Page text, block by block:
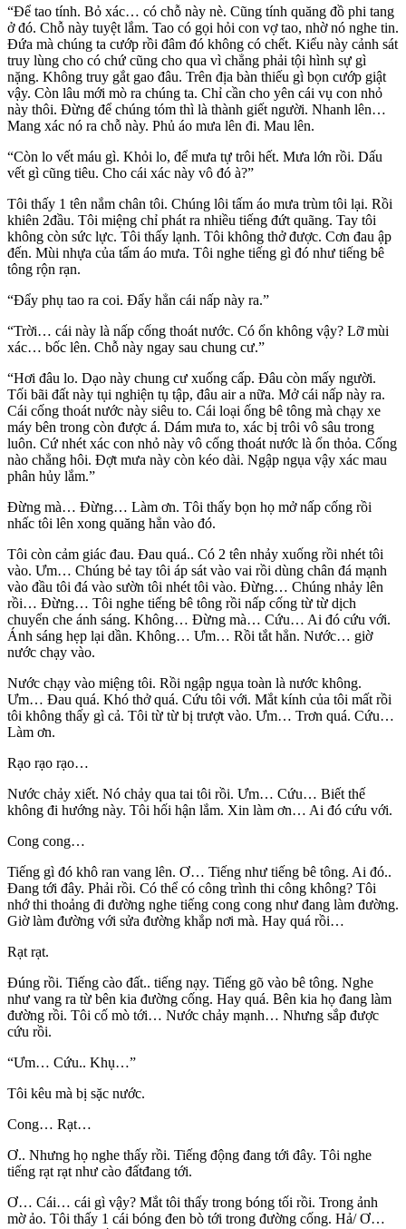
“Để tao tính. Bỏ xác… có chỗ này nè. Cũng tính quăng đồ phi tang
ở đó. Chỗ này tuyệt lắm. Tao có gọi hỏi con vợ tao, nhờ nó nghe tin.
Đứa mà chúng ta cướp rồi đâm đó không có chết. Kiểu này cảnh sát
truy lùng cho có chứ cũng cho qua vì chẳng phải tội hình sự gì
nặng. Không truy gắt gao đâu. Trên địa bàn thiếu gì bọn cướp giật
vậy. Còn lâu mới mò ra chúng ta. Chỉ cần cho yên cái vụ con nhỏ
này thôi. Đừng để chúng tóm thì là thành giết người. Nhanh lên…
Mang xác nó ra chỗ này. Phủ áo mưa lên đi. Mau lên.
“Còn lo vết máu gì. Khỏi lo, để mưa tự trôi hết. Mưa lớn rồi. Dấu
vết gì cũng tiêu. Cho cái xác này vô đó à?”
Tôi thấy 1 tên nắm chân tôi. Chúng lôi tấm áo mưa trùm tôi lại. Rồi
khiên 2đầu. Tôi miệng chỉ phát ra nhiều tiếng đứt quãng. Tay tôi
không còn sức lực. Tôi thấy lạnh. Tôi không thở được. Cơn đau ập
đến. Mùi nhựa của tấm áo mưa. Tôi nghe tiếng gì đó như tiếng bê
tông rộn rạn.
“Đẩy phụ tao ra coi. Đẩy hẳn cái nấp này ra.”
“Trời… cái này là nấp cống thoát nước. Có ổn không vậy? Lỡ mùi
xác… bốc lên. Chỗ này ngay sau chung cư.”
“Hơi đâu lo. Dạo này chung cư xuống cấp. Đâu còn mấy người.
Tối bãi đất này tụi nghiện tụ tập, đâu air a nữa. Mở cái nấp này ra.
Cái cống thoát nước này siêu to. Cái loại ống bê tông mà chạy xe
máy bên trong còn được á. Dám mưa to, xác bị trôi vô sâu trong
luôn. Cứ nhét xác con nhỏ này vô cống thoát nước là ổn thỏa. Cống
nào chẳng hôi. Đợt mưa này còn kéo dài. Ngập ngụa vậy xác mau
phân hủy lắm.”
Đừng mà… Đừng… Làm ơn. Tôi thấy bọn họ mở nấp cống rồi
nhấc tôi lên xong quăng hẳn vào đó.
Tôi còn cảm giác đau. Đau quá.. Có 2 tên nhảy xuống rồi nhét tôi
vào. Ưm… Chúng bẻ tay tôi áp sát vào vai rồi dùng chân đá mạnh
vào đầu tôi đá vào sườn tôi nhét tôi vào. Đừng… Chúng nhảy lên
rồi… Đừng… Tôi nghe tiếng bê tông rồi nấp cống từ từ dịch
chuyển che ánh sáng. Không… Đừng mà… Cứu… Ai đó cứu với.
Ánh sáng hẹp lại dần. Không… Ưm… Rồi tắt hẳn. Nước… giờ
nước chạy vào.
Nước chạy vào miệng tôi. Rồi ngập ngụa toàn là nước không.
Ưm… Đau quá. Khó thở quá. Cứu tôi với. Mắt kính của tôi mất rồi
tôi không thấy gì cả. Tôi từ từ bị trượt vào. Ưm… Trơn quá. Cứu…
Làm ơn.
Rạo rạo rạo…
Nước chảy xiết. Nó chảy qua tai tôi rồi. Ưm… Cứu… Biết thế
không đi hướng này. Tôi hối hận lắm. Xin làm ơn… Ai đó cứu với.
Cong cong…
Tiếng gì đó khô ran vang lên. Ơ… Tiếng như tiếng bê tông. Ai đó..
Đang tới đây. Phải rồi. Có thể có công trình thi công không? Tôi
nhớ thi thoảng đi đường nghe tiếng cong cong như đang làm đường.
Giờ làm đường với sửa đường khắp nơi mà. Hay quá rồi…
Rạt rạt.
Đúng rồi. Tiếng cào đất.. tiếng nạy. Tiếng gõ vào bê tông. Nghe
như vang ra từ bên kia đường cống. Hay quá. Bên kia họ đang làm
đường rồi. Tôi cố mò tới… Nước chảy mạnh… Nhưng sắp được
cứu rồi.
“Ưm… Cứu.. Khụ…”
Tôi kêu mà bị sặc nước.
Cong… Rạt…
Ơ.. Nhưng họ nghe thấy rồi. Tiếng động đang tới đây. Tôi nghe
tiếng rạt rạt như cào đấtđang tới.
Ơ… Cái… cái gì vậy? Mắt tôi thấy trong bóng tối rồi. Trong ảnh
mờ ảo. Tôi thấy 1 cái bóng đen bò tới trong đường cống. Hả/ Ơ…